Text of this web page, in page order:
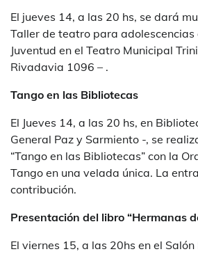
El jueves 14, a las 20 hs, se dará
Taller de teatro para adolescencias
Juventud en el Teatro Municipal
Rivadavia 1096 – .
Tango en las Bibliotecas
El Jueves 14, a las 20 hs, en
General Paz y Sarmiento -, se
“Tango en las Bibliotecas” con la
Tango en una velada única. La
contribución.
Presentación del libro “Hermanas
El viernes 15, a las 20hs en el Salón